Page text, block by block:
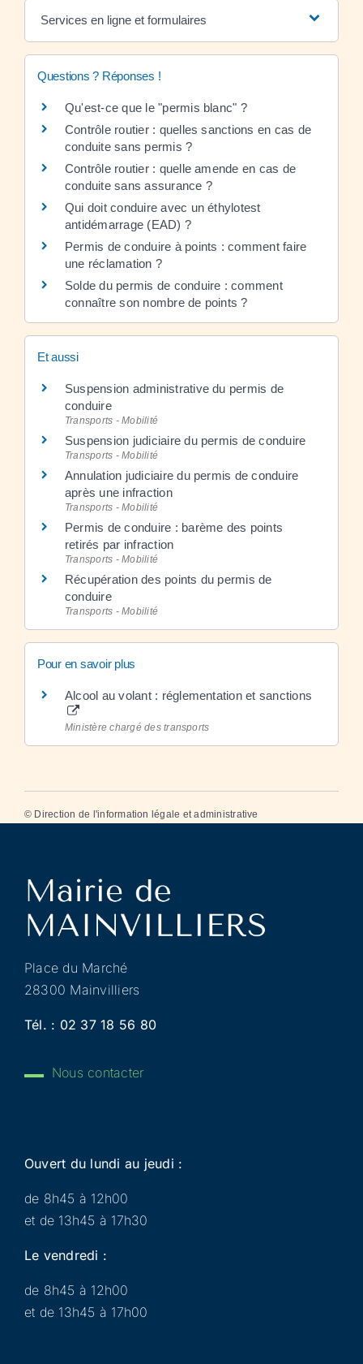
Services en ligne et formulaires
Questions ? Réponses !
Qu'est-ce que le "permis blanc" ?
Contrôle routier : quelles sanctions en cas de
conduite sans permis ?
Contrôle routier : quelle amende en cas de
conduite sans assurance ?
Qui doit conduire avec un éthylotest
antidémarrage (EAD) ?
Permis de conduire à points : comment faire
une réclamation ?
Solde du permis de conduire : comment
connaître son nombre de points ?
Et aussi
Suspension administrative du permis de
conduire
Transports - Mobilité
Suspension judiciaire du permis de conduire
Transports - Mobilité
Annulation judiciaire du permis de conduire
après une infraction
Transports - Mobilité
Permis de conduire : barème des points
retirés par infraction
Transports - Mobilité
Récupération des points du permis de
conduire
Transports - Mobilité
Pour en savoir plus
Alcool au volant : réglementation et sanctions
Ministère chargé des transports
© Direction de l'information légale et administrative
Place du Marché
28300 Mainvilliers
Tél. : 02 37 18 56 80
Nous contacter
Ouvert du lundi au jeudi :
de 8h45 à 12h00
et de 13h45 à 17h30
Le vendredi :
de 8h45 à 12h00
et de 13h45 à 17h00